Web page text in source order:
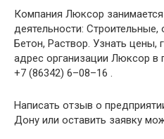
Компания Люксор
деятельности:
Бетон, Раствор. Узнать цены,
адрес организации Люксор
+7 (86342) 6–08–16 .
Написать отзыв о
Дону или оставить заявку